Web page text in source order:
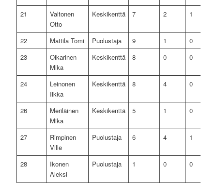
21
Valtonen
Otto
Keskikenttä 7 2 1
22 Mattila Tomi Puolustaja 9 1
0
23
Oikarinen
Mika
Keskikenttä 8 0 0
24
Leinonen
Ilkka
Keskikenttä 8 4 0
26
Meriläinen
Mika
Keskikenttä 5 1 0
27
Rimpinen
Ville
Puolustaja 6 4 1
28
Ikonen
Aleksi
Puolustaja 1 0 0